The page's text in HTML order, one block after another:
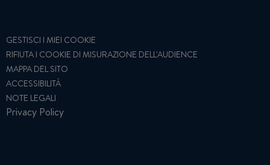
GESTISCI I MIEI COOKIE
RIFIUTA I COOKIE DI MISURAZIONE DELL'AUDIENCE
MAPPA DEL SITO
ACCESSIBILITÀ
NOTE LEGALI
Privacy Policy